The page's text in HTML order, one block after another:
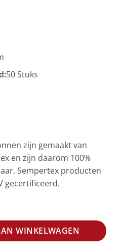
50 Stuks
zijn gemaakt van
en zijn daarom 100%
Sempertex producten
gecertificeerd.
971 - 50 Stuks aantal
WINKELWAGEN